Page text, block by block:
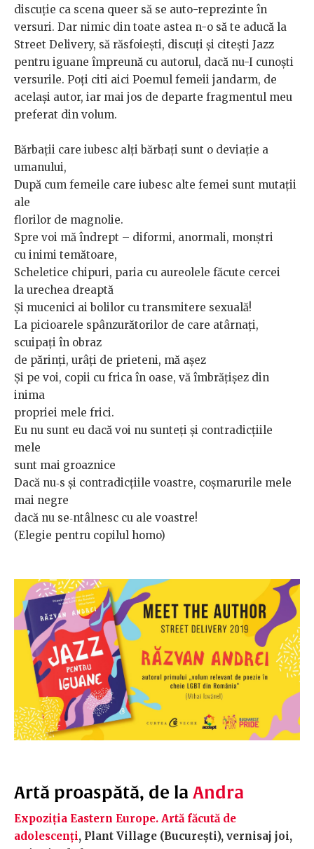
discuție ca scena queer să se auto-reprezinte în
versuri. Dar nimic din toate astea n-o să te aducă la
Street Delivery, să răsfoiești, discuți și citești Jazz
pentru iguane împreună cu autorul, dacă nu-I cunoști
versurile. Poți citi aici Poemul femeii jandarm, de
același autor, iar mai jos de departe fragmentul meu
preferat din volum.
Bărbații care iubesc alți bărbați sunt o deviație a
umanului,
După cum femeile care iubesc alte femei sunt mutații
ale
florilor de magnolie.
Spre voi mă îndrept – diformi, anormali, monștri
cu inimi temătoare,
Scheletice chipuri, paria cu aureolele făcute cercei
la urechea dreaptă
Și mucenici ai bolilor cu transmitere sexuală!
La picioarele spânzurătorilor de care atârnați,
scuipați în obraz
de părinți, urâți de prieteni, mă așez
Și pe voi, copii cu frica în oase, vă îmbrățișez din
inima
propriei mele frici.
Eu nu sunt eu dacă voi nu sunteți și contradicțiile
mele
sunt mai groaznice
Dacă nu‑s și contradicțiile voastre, coșmarurile mele
mai negre
dacă nu se‑ntâlnesc cu ale voastre!
(Elegie pentru copilul homo)
Artă proaspătă, de la Andra
Expoziția Eastern Europe. Artă făcută de
adolescenți, Plant Village (București), vernisaj joi,